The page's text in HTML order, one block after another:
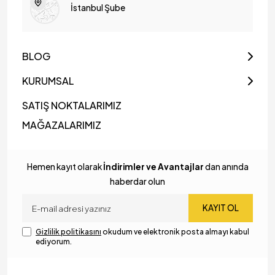
İstanbul Şube
BLOG
KURUMSAL
SATIŞ NOKTALARIMIZ
MAĞAZALARIMIZ
Hemen kayıt olarakİndirimler ve Avantajlardan anında
haberdar olun
KAYIT OL
Gizlilik politikasını okudum ve elektronik posta almayı kabul
ediyorum.